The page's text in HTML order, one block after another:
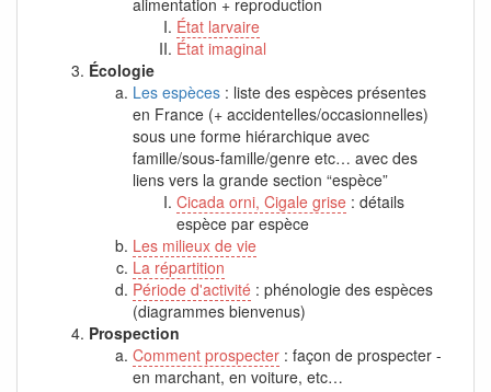
État larvaire
État imaginal
Écologie
Les espèces : liste des espèces présentes
en France (+ accidentelles/occasionnelles)
sous une forme hiérarchique avec
famille/sous-famille/genre etc… avec des
liens vers la grande section “espèce”
Cicada orni, Cigale grise : détails
espèce par espèce
Les milieux de vie
La répartition
Période d'activité : phénologie des espèces
(diagrammes bienvenus)
Prospection
Comment prospecter : façon de prospecter -
en marchant, en voiture, etc…